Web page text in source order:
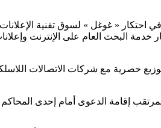
« غوغل » لسوق تقنية الإعلانات
الوزارة شركة التكنولوجيا، في أكتوبر 2020، باحتكار خدمة
حصرية مع شركات الاتصالات
إقامة الدعوى أمام إحدى المحاكم